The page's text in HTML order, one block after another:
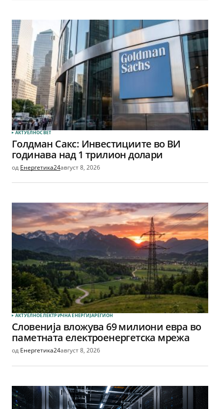
АКТУЕЛНОСВЕТ
Голдман Сакс: Инвестициите во ВИ
годинава над 1 трилион долари
од Енергетика24август 8, 2026
АКТУЕЛНОЕЛЕКТРИЧНА ЕНЕРГИЈАРЕГИОН
Словенија вложува 69 милиони евра во
паметната електроенергетска мрежа
од Енергетика24август 8, 2026